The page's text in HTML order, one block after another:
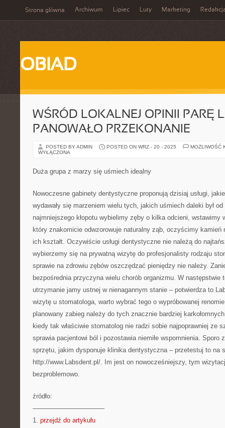
Strona główna Archiwum Lipiec Luty Marketing
OBIAD
WŚRÓD LOKALNEJ OPINII PARĘ
PANOWAŁO PRZEKONANIE
POSTED BY ADMIN POSTED ON WRZ - 20 - 2025
MOŻLIWOŚĆ
WYŁĄCZONA
Duża grupa z marzy się uśmiech idealny
Nowoczesne gabinety dentystyczne proponują dzisiaj usługi,
wydawały się marzeniem wielu tych, jakich uśmiech daleki był od
najmniejszego kłopotu wybielimy zęby o kilka odcieni, wstawimy
który znakomicie odwzorowuje naturalny ząb, oczyścimy kamień
ich kształt. Oczywiście usługi dentystyczne nie należą do
wybierzemy się na prywatną wizytę do profesjonalisty rodzaju
sprawie na zdrowiu zębów oszczędzać pieniędzy nie należy.
bezpośrednia przyczyna wielu chorób organizmu. W następstwie
utrzymanie jamy ustnej w nienagannym stanie – potwierdza to
wizytę u stomatologa, warto wybrać tego o wypróbowanej
planowany zabieg należy do tych znacznie bardziej
kiedy tak właściwie stomatolog nie radzi sobie najpoprawniej ze
sprawia pacjentowi ból i pozostawia niemiłe wspomnienia. Sporo
sprzętu, jakim dysponuje klinika dentystyczna – przetestuj to na
http://www.Labsdent.pl/. Im jest on nowocześniejszy, tym
bezproblemowo.
źródło:
———————————
1. przejdź do artykułu